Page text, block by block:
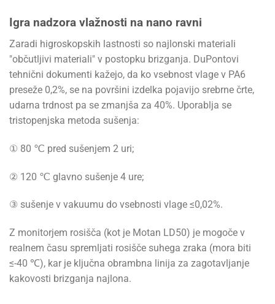
Igra nadzora vlažnosti na nano ravni
Zaradi higroskopskih lastnosti so najlonski materiali
"občutljivi materiali" v postopku brizganja. DuPontovi
tehnični dokumenti kažejo, da ko vsebnost vlage v PA6
preseže 0,2%, se na površini izdelka pojavijo srebrne črte,
udarna trdnost pa se zmanjša za 40%. Uporablja se
tristopenjska metoda sušenja:
① 80 ℃ pred sušenjem 2 uri;
② 120 ℃ glavno sušenje 4 ure;
③ sušenje v vakuumu do vsebnosti vlage ≤0,02%.
Z monitorjem rosišča (kot je Motan LD50) je mogoče v
realnem času spremljati rosišče suhega zraka (mora biti
≤-40 ℃), kar je ključna obrambna linija za zagotavljanje
kakovosti brizganja najlona.